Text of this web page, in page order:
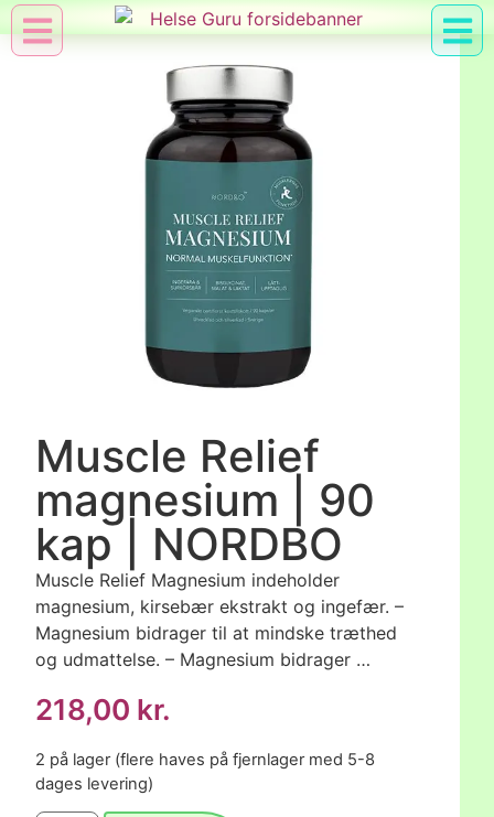
Muscle Relief
magnesium | 90
kap | NORDBO
Muscle Relief Magnesium indeholder
magnesium, kirsebær ekstrakt og ingefær. –
Magnesium bidrager til at mindske træthed
og udmattelse. – Magnesium bidrager …
218,00 kr.
2 på lager (flere haves på fjernlager med 5-8
dages levering)